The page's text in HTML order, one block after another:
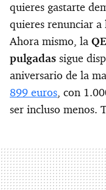
quieres gastarte
quieres renunciar a
Ahora mismo, la
pulgadas sigue
aniversario de la
899 euros, con
ser incluso menos.